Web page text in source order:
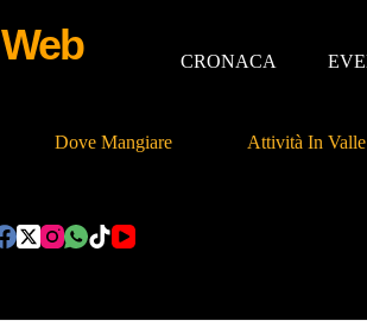
Web CRONACA
Dove Mangiare Attività In Valle